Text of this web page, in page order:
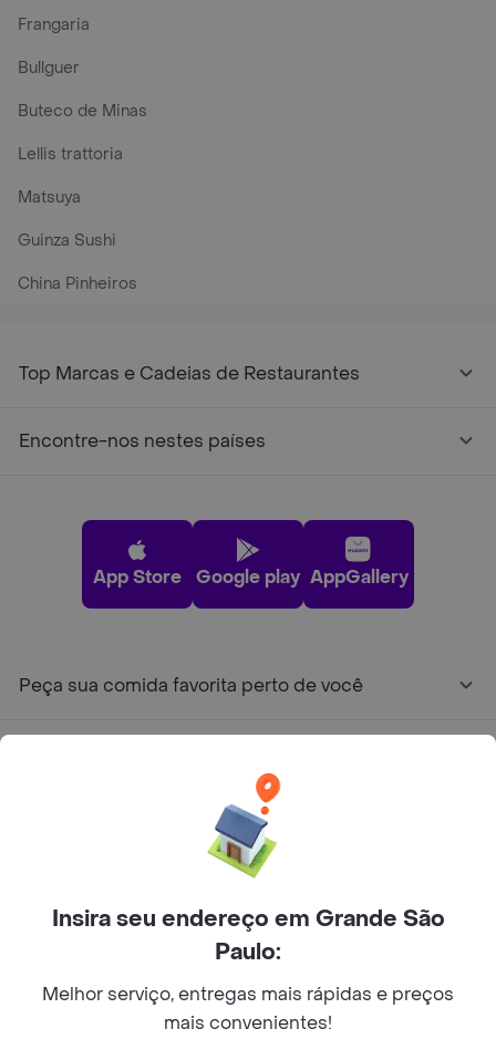
Frangaria
Bullguer
Buteco de Minas
Lellis trattoria
Matsuya
Guinza Sushi
China Pinheiros
Top Marcas e Cadeias de Restaurantes
Encontre-nos nestes países
App Store Google play AppGallery
Peça sua comida favorita perto de você
Facebook
TwitterInstagram
©2026Rappi Inc. All rights reserved.
Insira seu endereço em Grande São
Paulo:
Melhor serviço, entregas mais rápidas e preços
mais convenientes!